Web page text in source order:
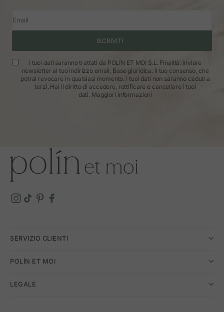
Email
ISCRIVITI
I tuoi dati saranno trattati da POLÍN ET MOI S.L. Finalità: inviare
newsletter al tuo indirizzo email. Base giuridica: il tuo consenso, che
potrai revocare in qualsiasi momento. I tuoi dati non saranno ceduti a
terzi. Hai il diritto di accedere, rettificare e cancellare i tuoi
dati. Maggiori informazioni
SERVIZIO CLIENTI
POLÍN ET MOI
LEGALE